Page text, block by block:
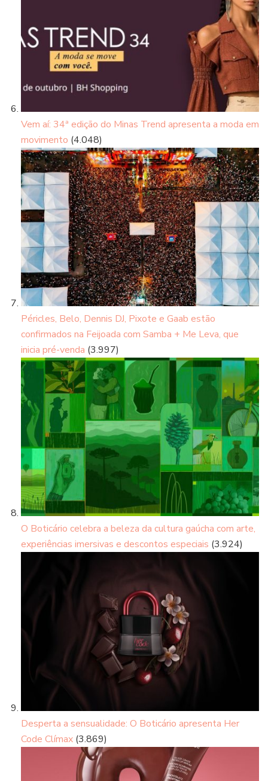
Vem aí: 34ª edição do Minas Trend apresenta a moda em
movimento (4.048)
Péricles, Belo, Dennis DJ, Pixote e Gaab estão
confirmados na Feijoada com Samba + Me Leva, que
inicia pré-venda (3.997)
O Boticário celebra a beleza da cultura gaúcha com arte,
experiências imersivas e descontos especiais (3.924)
Desperta a sensualidade: O Boticário apresenta Her
Code Clímax (3.869)